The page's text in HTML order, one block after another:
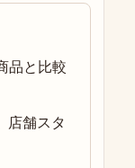
品と比較
店舗スタ